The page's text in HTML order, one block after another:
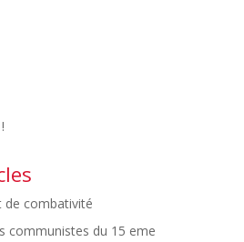
de combativité
communistes du 15 eme